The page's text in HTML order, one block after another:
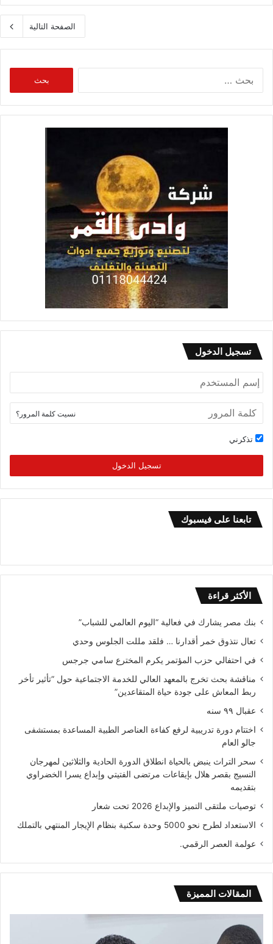
الصفحة التالية
تسجيل الدخول
نسيت كلمة المرور؟
تذكرني
تسجيل الدخول
تابعنا على فيسبوك
الأكثر قراءة
بنك مصر يشارك في فعالية “اليوم العالمي للشباب”
تعال نتذوق خمر أقدارنا … فلقد مللت الجلوس وحدي
في احتفالي حزب المؤتمر يكرم المخترع سامي جرجس
مناقشة بحث تخرج بالمعهد العالي للخدمة الاجتماعية حول “تأثير تأخر
ربط المعاش على جودة حياة المتقاعدين”
عقبال ٩٩ سنه
اختتام دورة تدريبية لرفع كفاءة العناصر الطبية المساعدة بمستشفى
جالو العام
سحر التراث ينبض بالحياة انطلاق الدورة الحادية والثلاثين لمهرجان
النسيج بقصر هلال بإيقاعات مرتضى الفتيتي وإبداع يسرا الخضراوي
بتقديمه
توصيات ملتقى التميز والإبداع 2026 تحت شعار
الاستعداد لطرح نحو 5000 وحدة سكنية بنظام الإيجار المنتهي بالتملك
عولمة العصر الرقمي.
المقالات المميزة
دورة